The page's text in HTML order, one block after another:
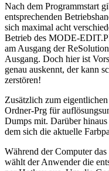
Nach dem Programmstart
entsprechenden
sich maximal acht
Betrieb des MODE-
am Ausgang der
Ausgang. Doch hier ist
genau auskennt, der kann
zerstören!
Zusätzlich zum
Ordner-Prg für
Dumps mit. Darüber
dem sich die aktuelle
Während der Computer
wählt der Anwender die